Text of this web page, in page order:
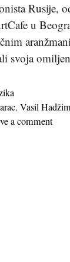
Rusije,
u
svoja
,Vasil
a comment